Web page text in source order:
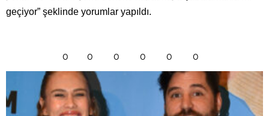
geçiyor” şeklinde yorumlar yapıldı.
0 0 0 0 0 0